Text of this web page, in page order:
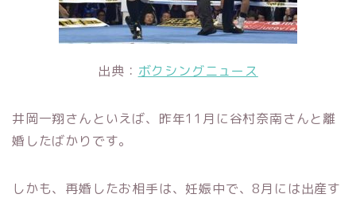
出典： ボクシングニュース
井岡一翔さんといえば、昨年11月に谷村奈南さんと離
婚したばかりです。
しかも、再婚したお相手は、妊娠中で、8月には出産す